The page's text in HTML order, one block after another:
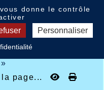
»
la page...
donne le contrôle
Personnaliser